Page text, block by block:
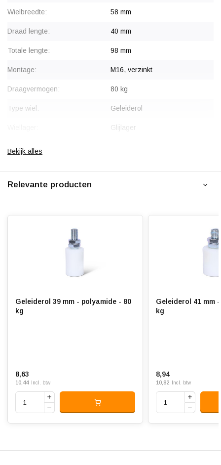
Wielbreedte: 58 mm
Draad lengte: 40 mm
Totale lengte: 98 mm
Montage: M16, verzinkt
Draagvermogen: 80 kg
Type wiel: Geleiderol
Glijlager
Bandage:
Temperatuur:
Bekijk alles
Relevante producten
Geleiderol 39 mm - polyamide - 80
kg
8,63
10,44 Incl. btw
Geleiderol 41 mm
kg
8,94
10,82 Incl. btw